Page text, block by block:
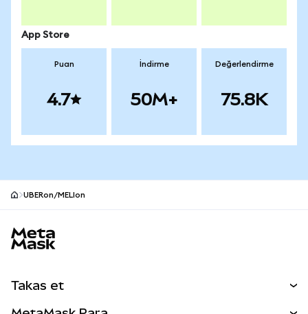
App Store
Puan
4.7
İndirme
50M+
Değerlendirme
75.8K
UBERon/MELIon
Takas et